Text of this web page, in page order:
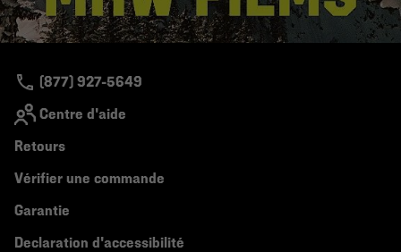
(877) 927-5649
Centre d'aide
Retours
Vérifier une commande
Garantie
Declaration d'accessibilité